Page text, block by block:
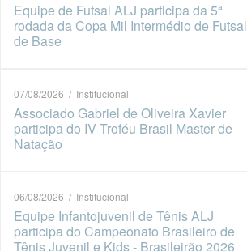
Equipe de Futsal ALJ participa da 5ª
rodada da Copa Mil Intermédio de Futsal
de Base
07/08/2026 / Institucional
Associado Gabriel de Oliveira Xavier
participa do IV Troféu Brasil Master de
Natação
06/08/2026 / Institucional
Equipe Infantojuvenil de Tênis ALJ
participa do Campeonato Brasileiro de
Tênis Juvenil e Kids - Brasileirão 2026